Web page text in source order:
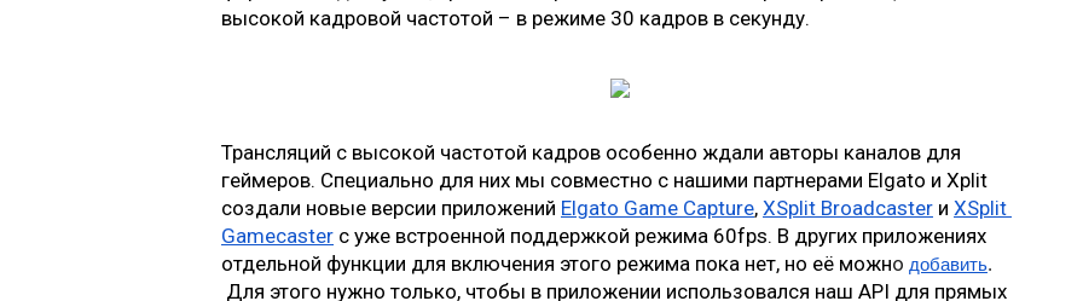
высокой кадровой частотой – в режиме 30 кадров в секунду.
Трансляций с высокой частотой кадров особенно ждали авторы каналов для
геймеров. Специально для них мы совместно с нашими партнерами Elgato и Xplit
создали новые версии приложений Elgato Game Capture, XSplit Broadcaster и XSplit
Gamecaster с уже встроенной поддержкой режима 60fps. В других приложениях
отдельной функции для включения этого режима пока нет, но её можно добавить.
Для этого нужно только, чтобы в приложении использовался наш API для прямых